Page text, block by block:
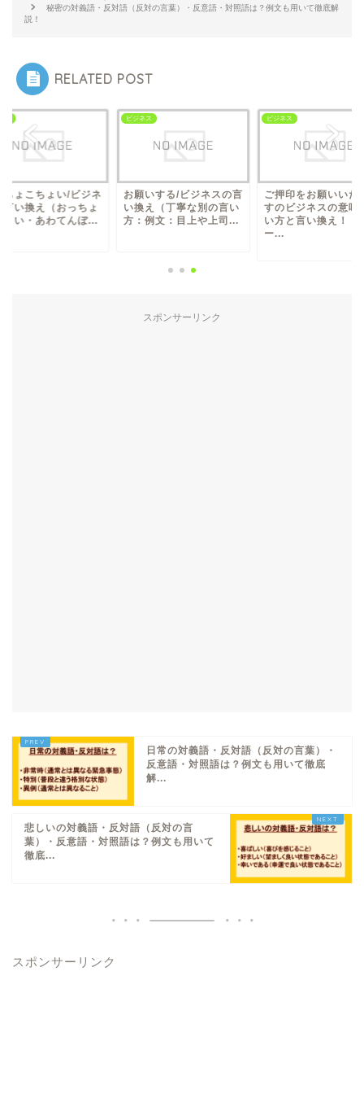
秘密の対義語・反対語（反対の言葉）・反意語・対照語は？例文も用いて徹底解
説！
RELATED POST
ちょこちょい/ビジネ
言い換え（おっちょ
ょい・あわてんぼ...
ビジネス
お願いする/ビジネスの言
い換え（丁寧な別の言い
方：例文：目上や上司...
ビジネス
ご押印をお願いいた
すのビジネスの意味
い方と言い換え！【
ー...
スポンサーリンク
日常の対義語・反対語（反対の言葉）・
反意語・対照語は？例文も用いて徹底
解...
悲しいの対義語・反対語（反対の言
葉）・反意語・対照語は？例文も用いて
徹底...
スポンサーリンク